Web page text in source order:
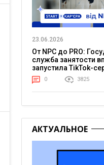
23.06.2026
От NPC до PRO:
служба занятости
запустила TikTok-
молодежи
0 3825
АКТУАЛЬНОЕ